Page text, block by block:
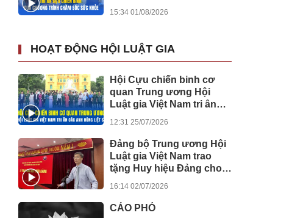
15:34 01/08/2026
HOẠT ĐỘNG HỘI LUẬT GIA
Hội Cựu chiến binh cơ
quan Trung ương Hội
Luật gia Việt Nam tri ân
12:31 25/07/2026
Đảng bộ Trung ương Hội
Luật gia Việt Nam trao
tặng Huy hiệu Đảng cho
16:14 02/07/2026
CÁO PHÓ